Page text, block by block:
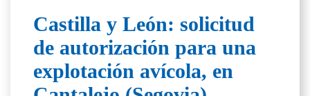
Castilla y León: solicitud
de autorización para una
explotación avícola, en